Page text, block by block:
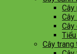
Cây
Cây
Cây
Cây trang